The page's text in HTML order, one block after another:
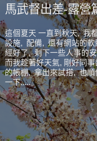
馬武督出差-露營
這個夏天 一直到秋天, 我
設施, 配備, 還有網站的
經好了, 剩下一些人事的
而我趁著好天氣, 剛好同
的帳棚, 拿出來試搭, 也順
一下.....